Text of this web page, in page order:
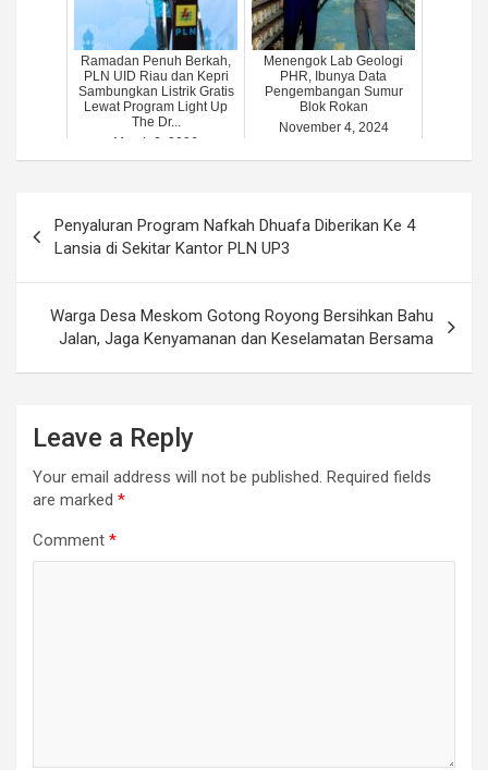
Ramadan Penuh Berkah,
PLN UID Riau dan Kepri
Sambungkan Listrik Gratis
Lewat Program Light Up
The Dr...
March 6, 2026
Menengok Lab Geologi
PHR, Ibunya Data
Pengembangan Sumur
Blok Rokan
November 4, 2024
navigation
Penyaluran Program Nafkah Dhuafa Diberikan Ke 4
Lansia di Sekitar Kantor PLN UP3
Warga Desa Meskom Gotong Royong Bersihkan Bahu
Jalan, Jaga Kenyamanan dan Keselamatan Bersama
Leave a Reply
Your email address will not be published. Required fields
are marked *
Comment *